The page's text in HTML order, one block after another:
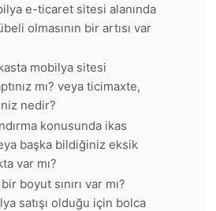
e-ticaret sitesi alanında
olmasının bir artısı var
mobilya sitesi
mı? veya ticimaxte,
nedir?
konusunda ikas
başka bildiğiniz eksik
var mı?
boyut sınırı var mı?
satışı olduğu için bolca